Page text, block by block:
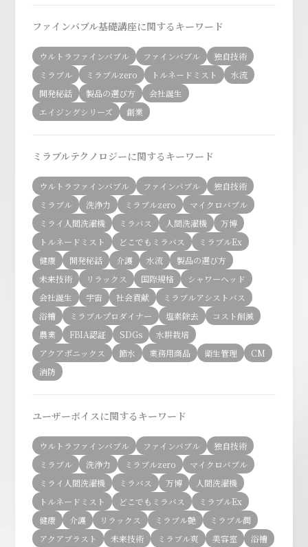
ファインバブル基礎講座に関するキーワード
ウルトラファインバブル ファインバブル
独自技術
ミラブル
ミラブルzero トルネードミスト
水流
開発秘話
製品の選び方
会社誕生
エイジングシリーズ
創業
ミラブルテクノロジーに関するキーワード
ウルトラファインバブル ファインバブル
独自技術
ミラブル
洗浄力 ミラブルzero
マイクロバブル
ミライ人間洗濯機
ミラバス 人間洗濯機
万博
トルネードミスト
どこでもミラバス
ミラブルEx
健康
開発秘話 介護 水流
製品の選び方
未来技術
リラックス 国際規格
シャワーヘッド
会社誕生
宇宙 社会貢献
ミラブルアシストバス
浴槽
ミラブルプロダイナー 塩素除去
コスト削減
農業
FBIA認証 SDGs
水耕栽培
アクアポニックス
節水 業務用商品 衛生管理
CM
消防
ユーザーボイスに関するキーワード
ウルトラファインバブル ファインバブル
独自技術
ミラブル
洗浄力 ミラブルzero
マイクロバブル
ミライ人間洗濯機
ミラバス 万博
人間洗濯機
トルネードミスト
どこでもミラバス
ミラブルEx
健康
介護 リラックス ミラブル艶
ミラブル潤
アクアブラスト
未来技術 ミラブル爽 美容室
浴槽